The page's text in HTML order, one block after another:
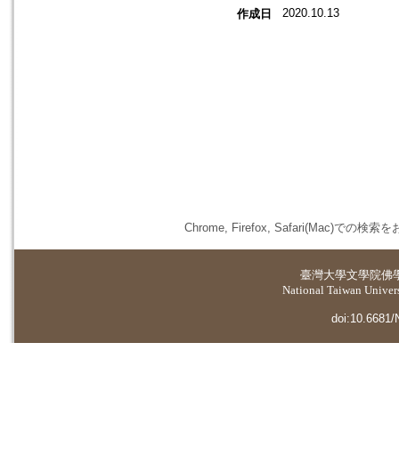
作成日 2020.10.13
Chrome, Firefox, Safari(Mac)での検索を
臺灣大學文學院佛
National Taiwan
doi:10.6681/